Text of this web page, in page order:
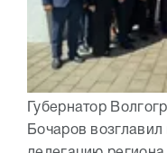
Губернатор
Бочаров